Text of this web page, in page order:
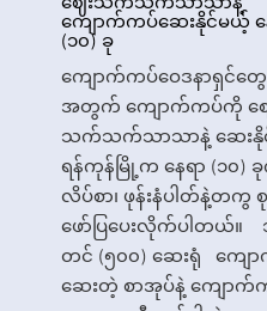
ကျောက်ကပ်ဆေးနိုင်မယ့် န
(၁၀) ခု
ကျောက်ကပ်ဝေဒနာရှင်တွေ
အတွက် ကျောက်ကပ်ကို စျ
သက်သက်သာသာနဲ့ ဆေး
ရန်ကုန်မြို့က နေရာ (၁၀)
လိပ်စာ၊ ဖုန်းနံပါတ်နဲ့တကွ
ဖော်ပြပေးလိုက်ပါတယ်။
တင် (၅၀၀) ဆေးရုံ ကျေ
ဆေးတဲ့ စာအုပ်နဲ့ ကျောက်